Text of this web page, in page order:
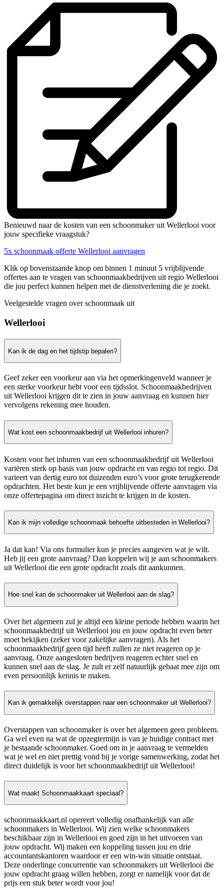
Benieuwd naar de kosten van een schoonmaker uit Wellerlooi voor
jouw specifieke vraagstuk?
5x schoonmaak offerte Wellerlooi aanvragen
Klik op bovenstaande knop om binnen 1 minuut 5 vrijblijvende
offertes aan te vragen van schoonmaakbedrijven uit regio Wellerlooi
die jou perfect kunnen helpen met de dienstverlening die je zoekt.
Veelgestelde vragen over schoonmaak uit
Wellerlooi
Kan ik de dag en het tijdstip bepalen?
Geef zeker een voorkeur aan via het opmerkingenveld wanneer je
een sterke voorkeur hebt voor een tijdsslot. Schoonmaakbedrijven
uit Wellerlooi krijgen dit te zien in jouw aanvraag en kunnen hier
vervolgens rekening mee houden.
Wat kost een schoonmaakbedrijf uit Wellerlooi inhuren?
Kosten voor het inhuren van een schoonmaakbedrijf uit Wellerlooi
variëren sterk op basis van jouw opdracht en van regio tot regio. Dit
varieert van dertig euro tot duizenden euro’s voor grote terugkerende
opdrachten. Het beste kun je een vrijblijvende offerte aanvragen via
onze offertepagina om direct inzicht te krijgen in de kosten.
Kan ik mijn volledige schoonmaak behoefte uitbesteden in Wellerlooi?
Ja dat kan! Via ons formulier kun je precies aangeven wat je wilt.
Heb jij een grote aanvraag? Dan koppelen wij je aan schoonmakers
uit Wellerlooi die een grote opdracht zoals dit aankunnen.
Hoe snel kan de schoonmaker uit Wellerlooi aan de slag?
Over het algemeen zul je altijd een kleine periode hebben waarin het
schoonmaakbedrijf uit Wellerlooi jou en jouw opdracht even beter
moet bekijken (zeker voor zakelijke aanvragen). Als het
schoonmaakbedrijf geen tijd heeft zullen ze niet reageren op je
aanvraag. Onze aangesloten bedrijven reageren echter snel en
kunnen snel aan de slag. Je zult er zelf natuurlijk gebaat mee zijn om
even persoonlijk kennis te maken.
Kan ik gemakkelijk overstappen naar een schoonmaker uit Wellerlooi?
Overstappen van schoonmaker is over het algemeen geen probleem.
Ga wel even na wat de opzegtermijn is van je huidige contract met
je bestaande schoonmaker. Goed om in je aanvraag te vermelden
wat je wel en niet prettig vond bij je vorige samenwerking, zodat het
direct duidelijk is voor het schoonmaakbedrijf uit Wellerlooi!
Wat maakt Schoonmaakkaart speciaal?
schoonmaakkaart.nl opereert volledig onafhankelijk van alle
schoonmakers in Wellerlooi. Wij zien welke schoonmakers
beschikbaar zijn in Wellerlooi en goed zijn in het uitvoeren van
jouw opdracht. Wij maken een koppeling tussen jou en drie
accountantskantoren waardoor er een win-win situatie ontstaat.
Deze onderlinge concurrentie van schoonmakers uit Wellerlooi die
jouw opdracht graag willen hebben, zorgt er namelijk voor dat de
prijs een stuk beter wordt voor jou!